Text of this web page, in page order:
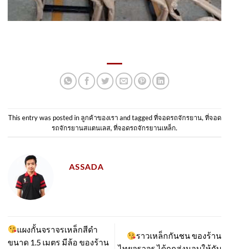
This entry was posted in ลูกค้าของเรา and taggedที่จอดรถจักรยาน, ที่จอด
รถจักรยานสแตนเลส, ที่จอดรถจักรยานเหล็ก.
ASSADA
แผงกั้นจราจรเหล็กสีดำ
ขนาด 1.5 เมตร มีล้อ ของร้าน
ราวเหล็กกันชน ของร้าน